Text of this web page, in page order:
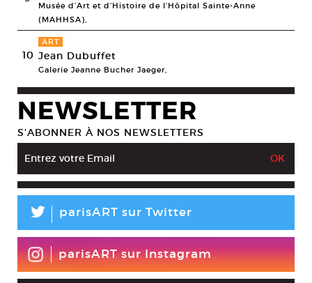
Musée d’Art et d’Histoire de l’Hôpital Sainte-Anne
(MAHHSA),
10
ART
Jean Dubuffet
Galerie Jeanne Bucher Jaeger,
NEWSLETTER
S’ABONNER À NOS NEWSLETTERS
L parisART sur Twitter
parisART sur Instagram